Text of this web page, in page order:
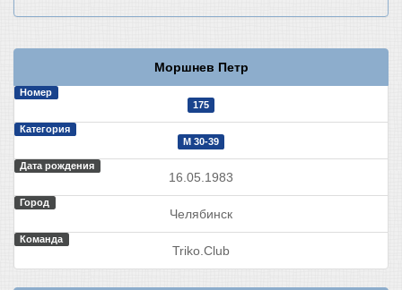
Моршнев Петр
Номер
175
Категория
М 30-39
Дата рождения
16.05.1983
Город
Челябинск
Команда
Triko.Club